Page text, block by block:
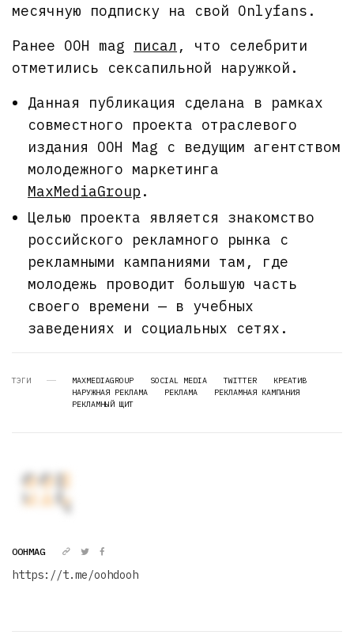
месячную подписку на свой Onlyfans.
Ранее OOH mag писал , что селебрити
отметились сексапильной наружкой.
Данная публикация сделана в рамках
совместного проекта отраслевого
издания OOH Mag с ведущим агентством
молодежного маркетинга
MaxMediaGroup .
Целью проекта является знакомство
российского рекламного рынка с
рекламными кампаниями там, где
молодежь проводит большую часть
своего времени — в учебных
заведениях и социальных сетях.
ТЭГИ MAXMEDIAGROUP SOCIAL MEDIA TWITTER
КРЕАТИВ
НАРУЖНАЯ РЕКЛАМА
РЕКЛАМА
РЕКЛАМНАЯ КАМПАНИЯ
РЕКЛАМНЫЙ ЩИТ
OOHMAG
https://t.me/oohdooh